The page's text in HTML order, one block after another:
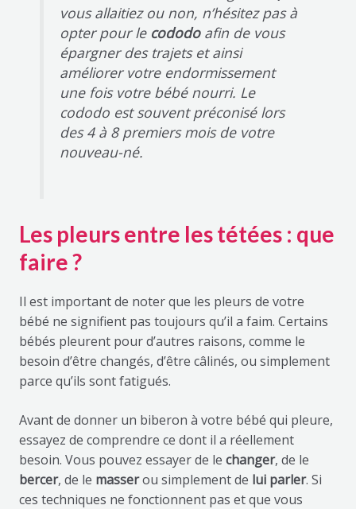
vous allaitiez ou non, n’hésitez pas à
opter pour le cododoafin de vous
épargner des trajets et ainsi
améliorer votre endormissement
une fois votre bébé nourri. Le
cododo est souvent préconisé lors
des 4 à 8 premiers mois de votre
nouveau-né.
Les pleurs entre les tétées : que
faire ?
Il est important de noter que les pleurs de votre
bébé ne signifient pas toujours qu’il a faim. Certains
bébés pleurent pour d’autres raisons, comme le
besoin d’être changés, d’être câlinés, ou simplement
parce qu’ils sont fatigués.
Avant de donner un biberon à votre bébé qui pleure,
essayez de comprendre ce dont il a réellement
besoin. Vous pouvez essayer de le changer, de le
bercer, de le masserou simplement de lui parler. Si
ces techniques ne fonctionnent pas et que vous